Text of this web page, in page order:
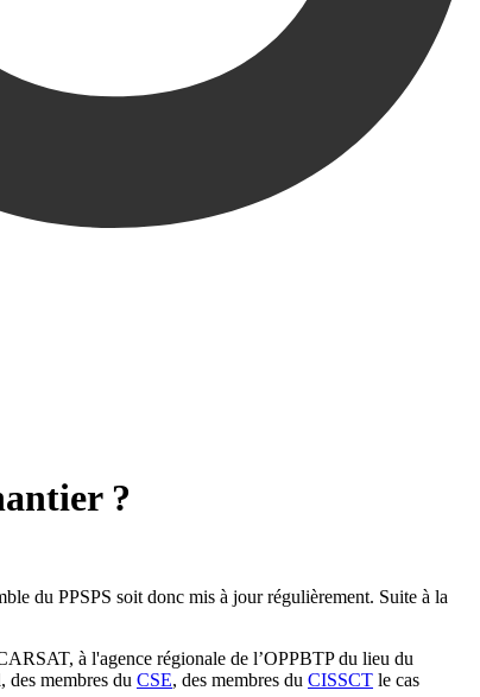
?
du PPSPS soit donc mis à jour régulièrement. Suite à la
à l'agence régionale de l’OPPBTP du lieu du
des membres du CSE, des membres du CISSCT le cas